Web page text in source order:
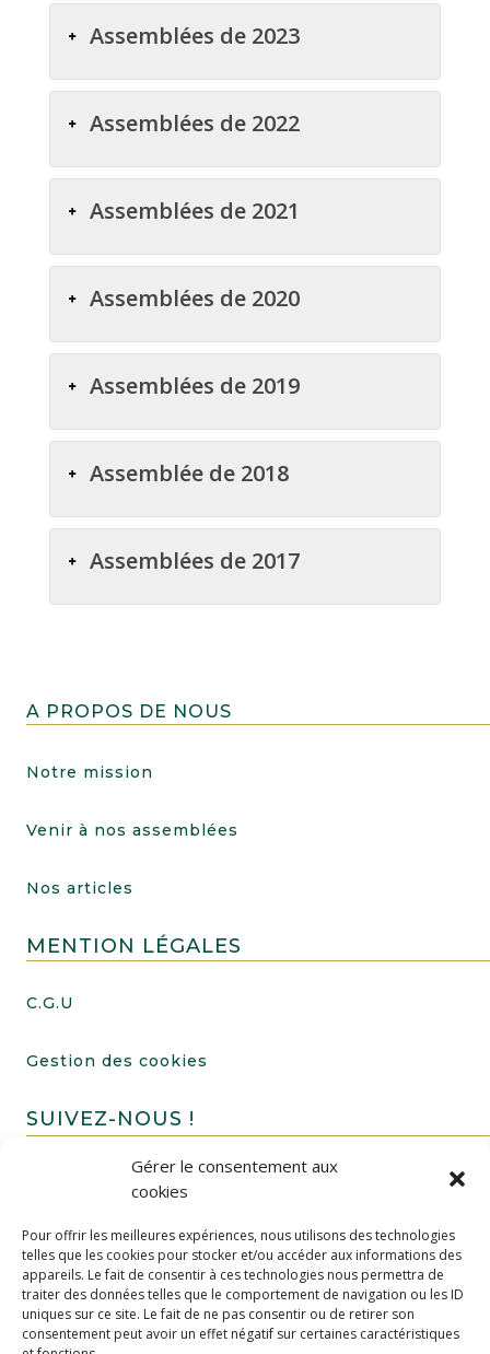
Gérer le consentement aux
cookies
Pour offrir les meilleures expériences, nous utilisons des technologies
telles que les cookies pour stocker et/ou accéder aux informations des
appareils. Le fait de consentir à ces technologies nous permettra de
traiter des données telles que le comportement de navigation ou les ID
uniques sur ce site. Le fait de ne pas consentir ou de retirer son
consentement peut avoir un effet négatif sur certaines caractéristiques
Assemblées de 2023
Assemblées de 2022
Assemblées de 2021
Assemblées de 2020
Assemblées de 2019
Assemblée de 2018
Assemblées de 2017
A PROPOS DE NOUS
Notre mission
Venir à nos assemblées
Nos articles
MENTION LÉGALES
C.G.U
Gestion des cookies
SUIVEZ-NOUS !
FAIRE UN DON